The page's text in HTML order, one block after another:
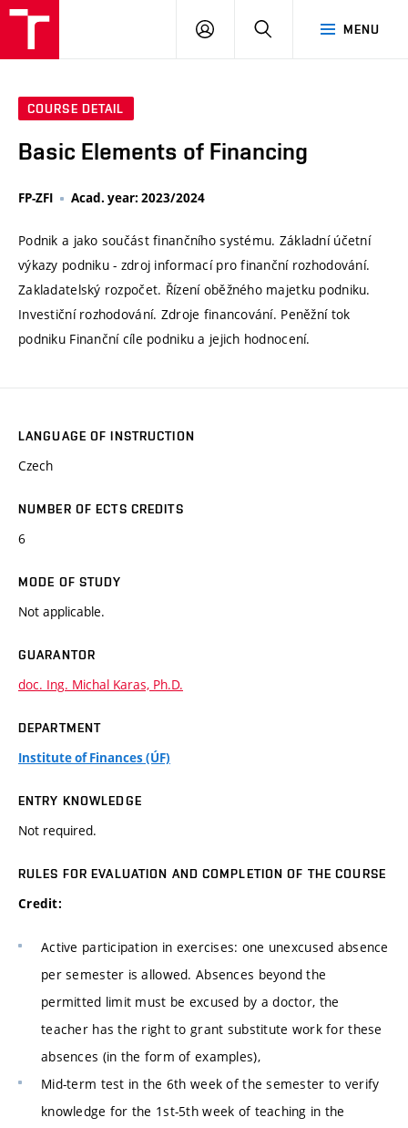
MENU
LOG
SEARCH
COURSE DETAIL
Basic Elements of Financing
FP-ZFI Acad. year: 2023/2024
Podnik a jako součást finančního systému. Základní účetní
výkazy podniku - zdroj informací pro finanční rozhodování.
Zakladatelský rozpočet. Řízení oběžného majetku podniku.
Investiční rozhodování. Zdroje financování. Peněžní tok
podniku Finanční cíle podniku a jejich hodnocení.
LANGUAGE OF INSTRUCTION
Czech
NUMBER OF ECTS CREDITS
6
MODE OF STUDY
Not applicable.
GUARANTOR
doc. Ing. Michal Karas, Ph.D.
DEPARTMENT
Institute of Finances (ÚF)
ENTRY KNOWLEDGE
Not required.
RULES FOR EVALUATION AND COMPLETION OF THE COURSE
Credit:
Active participation in exercises: one unexcused absence
per semester is allowed. Absences beyond the
permitted limit must be excused by a doctor, the
teacher has the right to grant substitute work for these
absences (in the form of examples),
Mid-term test in the 6th week of the semester to verify
knowledge for the 1st-5th week of teaching in the